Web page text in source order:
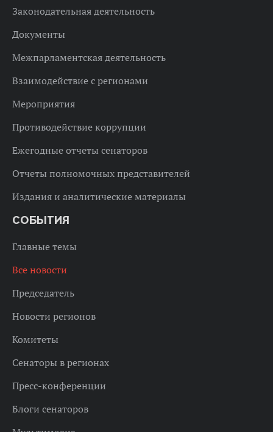
Законодательная деятельность
Документы
Межпарламентская деятельность
Взаимодействие с регионами
Мероприятия
Противодействие коррупции
Ежегодные отчеты сенаторов
Отчеты полномочных представителей
Издания и аналитические материалы
СОБЫТИЯ
Главные темы
Все новости
Председатель
Новости регионов
Комитеты
Сенаторы в регионах
Пресс-конференции
Блоги сенаторов